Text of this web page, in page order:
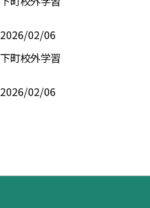
2026/02/06
下町校外学習
2026/02/06